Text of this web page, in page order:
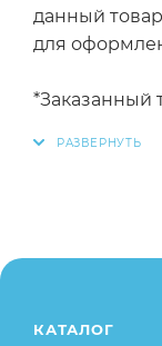
данный
для
*Заказанный
КАТАЛОГ